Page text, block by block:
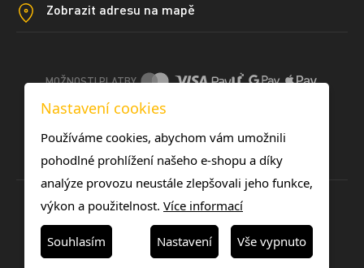
Zobrazit adresu na mapě
MOŽNOSTI PLATBY
DOPRAVNÍ METODY
Nastavení cookies
Používáme cookies, abychom vám umožnili
pohodlné prohlížení našeho e-shopu a díky
analýze provozu neustále zlepšovali jeho funkce,
výkon a použitelnost. Více informací
Souhlasím Nastavení Vše vypnuto